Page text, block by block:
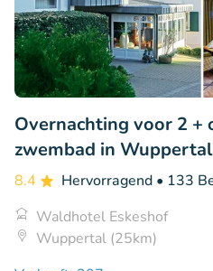
Overnachting voor 2 +
zwembad in Wuppertal
8.4 Hervorragend • 133
Waldhotel Eskeshof
Wuppertal (25km)